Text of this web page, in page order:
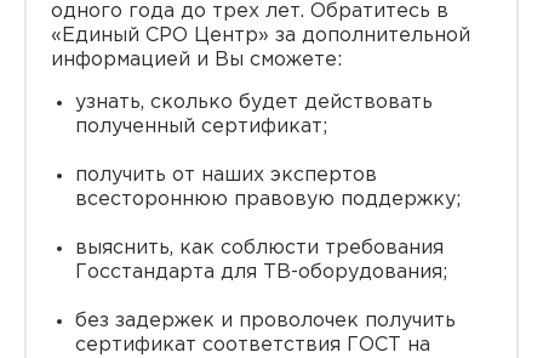
одного года до трех лет. Обратитесь в
«Единый СРО Центр» за дополнительной
информацией и Вы сможете:
узнать, сколько будет действовать
полученный сертификат;
получить от наших экспертов
всестороннюю правовую поддержку;
выяснить, как соблюсти требования
Госстандарта для ТВ-оборудования;
без задержек и проволочек получить
сертификат соответствия ГОСТ на